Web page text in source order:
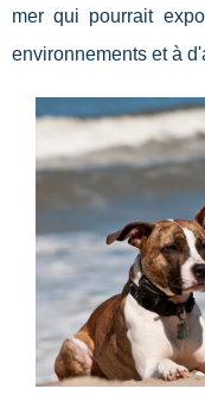
mer qui pourrait
environnements et à